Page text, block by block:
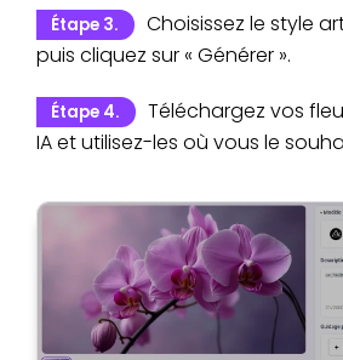
Étape 3.
Choisissez le style
puis cliquez sur « Générer ».
Étape 4.
Téléchargez vos
IA et utilisez-les où vous le